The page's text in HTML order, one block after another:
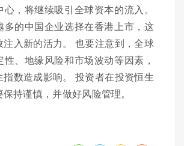
，将继续吸引全球资本的流入。
多的中国企业选择在香港上市，这
注入新的活力。 也要注意到，全球
、地缘风险和市场波动等因素，
数造成影响。 投资者在投资恒生
持谨慎，并做好风险管理。